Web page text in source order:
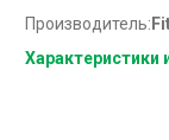
Производитель:
Характеристики